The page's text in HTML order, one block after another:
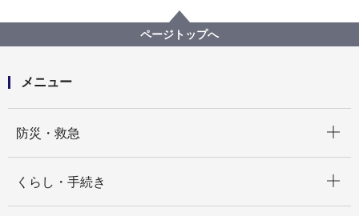
新型コロナワクチン３回目接種「接種券なし接種」を
集団接種会場（みなとみらい会場、桜木町・馬車道会
ページトップへ
メニュー
防災・救急
くらし・手続き